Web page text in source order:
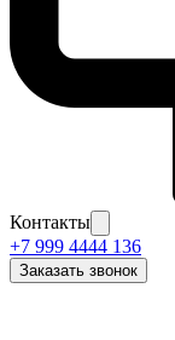
Контакты
+7 999 4444 136
Заказать звонок